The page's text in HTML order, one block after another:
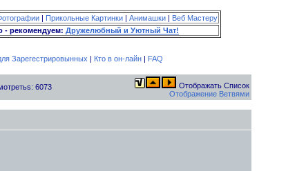
| Прикольные Картинки | Анимашки | Веб Мастеру
- рекомендуем: Дружелюбный и Уютный Чат!
Зарегестрировынных | Кто в он-лайн| FAQ
6073
Отображать Список
Отображение Ветвями